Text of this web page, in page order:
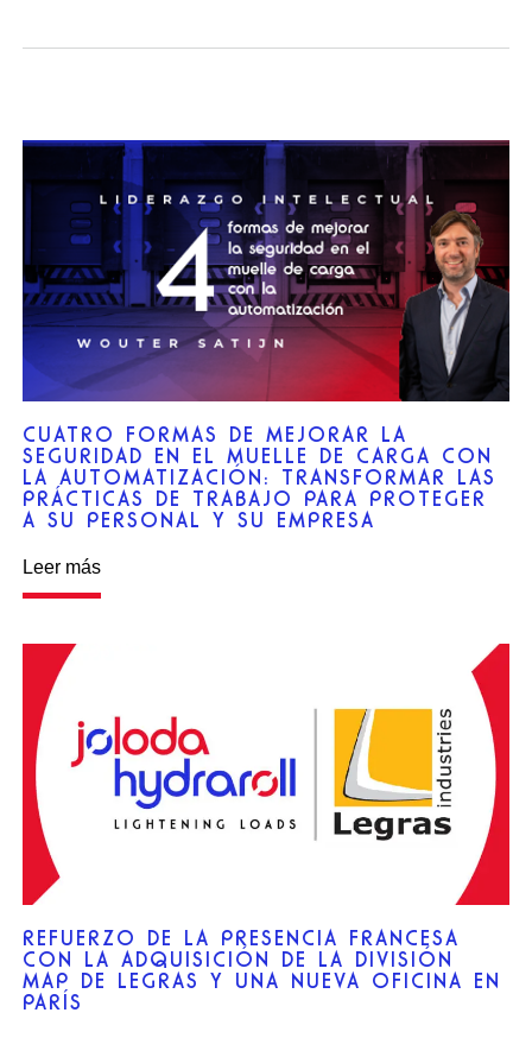
CUATRO FORMAS DE MEJORAR LA
SEGURIDAD EN EL MUELLE DE CARGA CON
LA AUTOMATIZACIÓN: TRANSFORMAR LAS
PRÁCTICAS DE TRABAJO PARA PROTEGER
A SU PERSONAL Y SU EMPRESA
Leer más
REFUERZO DE LA PRESENCIA FRANCESA
CON LA ADQUISICIÓN DE LA DIVISIÓN
MAP DE LEGRAS Y UNA NUEVA OFICINA EN
PARÍS